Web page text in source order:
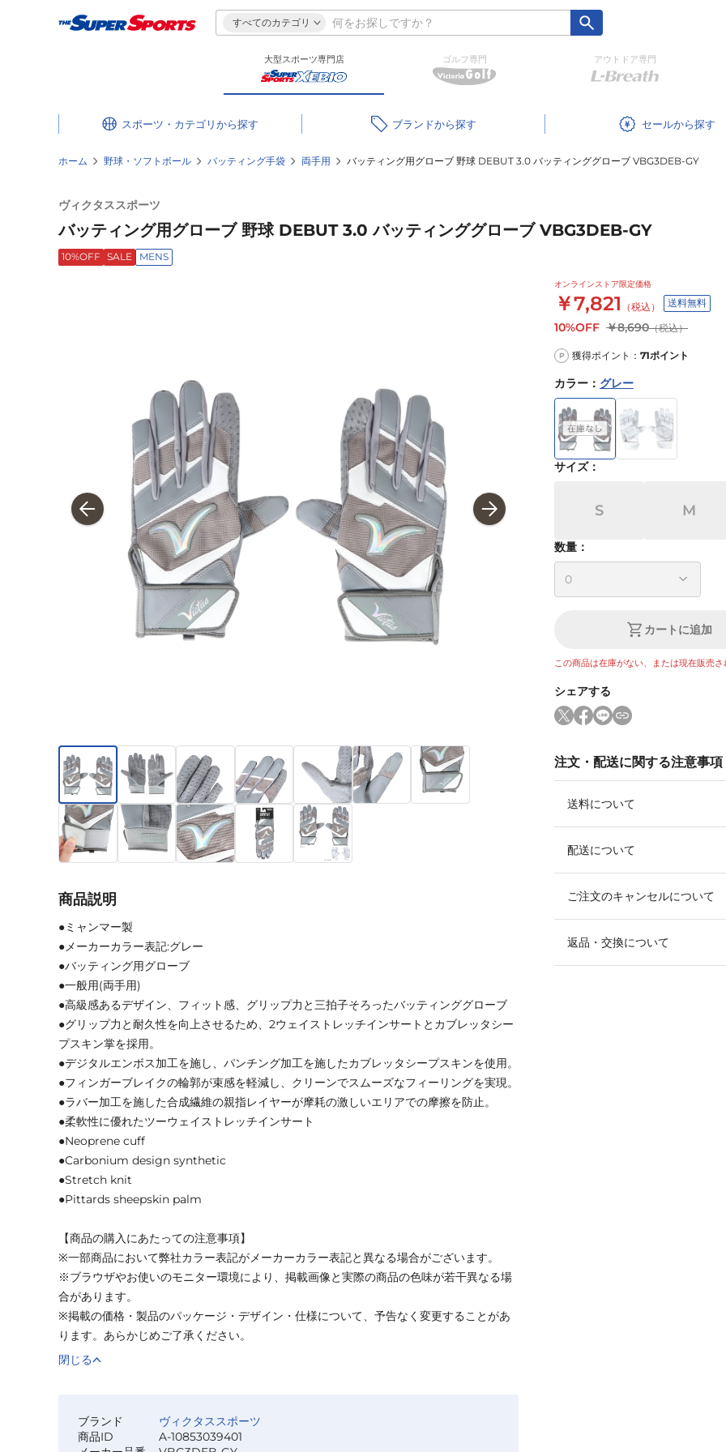
すべてのカテゴリ
大型スポーツ専門店 ゴルフ専門 アウトドア専門
スポーツ・カテゴリ ブランド セール
ホーム 野球・ソフトボール バッティング手袋 両手用 バッティング用グローブ 野球 DEBUT 3.0 バッティンググローブ VBG3DEB-GY
ヴィクタススポーツ
バッティング用グローブ 野球 DEBUT 3.0 バッティンググローブ VBG3DEB-GY
10%OFF SALE MENS
オンラインストア限定価格
￥7,821 （税込） 送料無料
10%OFF ￥8,690（税込）
P 獲得ポイント： 71ポイント
カラー ： グレー
サイズ：
S M
数量：
カートに追加
この商品は在庫がない、または現在販売さ
シェアする
注文・配送に関する注意事項
送料について
配送について
ご注文のキャンセルについて
返品・交換について
商品説明
●ミャンマー製
●メーカーカラー表記:グレー
●バッティング用グローブ
●一般用(両手用)
●高級感あるデザイン、フィット感、グリップ力と三拍子そろったバッティンググローブ
●グリップ力と耐久性を向上させるため、2ウェイストレッチインサートとカブレッタシー
プスキン掌を採用。
●デジタルエンボス加工を施し、パンチング加工を施したカブレッタシープスキンを使用。
●フィンガーブレイクの輪郭が束感を軽減し、クリーンでスムーズなフィーリングを実現。
●ラバー加工を施した合成繊維の親指レイヤーが摩耗の激しいエリアでの摩擦を防止。
●柔軟性に優れたツーウェイストレッチインサート
●Neoprene cuff
●Carbonium design synthetic
●Stretch knit
●Pittards sheepskin palm
【商品の購入にあたっての注意事項】
※一部商品において弊社カラー表記がメーカーカラー表記と異なる場合がございます。
※ブラウザやお使いのモニター環境により、掲載画像と実際の商品の色味が若干異なる場
合があります。
※掲載の価格・製品のパッケージ・デザイン・仕様について、予告なく変更することがあ
ります。あらかじめご了承ください。
閉じる
ブランド
ヴィクタススポーツ
商品ID
A-10853039401